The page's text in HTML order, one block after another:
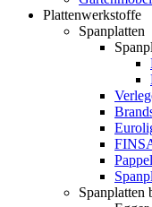
Plattenwerkstoffe
Spanplatten
Spanplatten